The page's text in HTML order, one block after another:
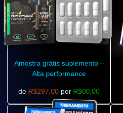
Amostra grátis suplemento –
Alta performance
de R$297,00 por R$00,00